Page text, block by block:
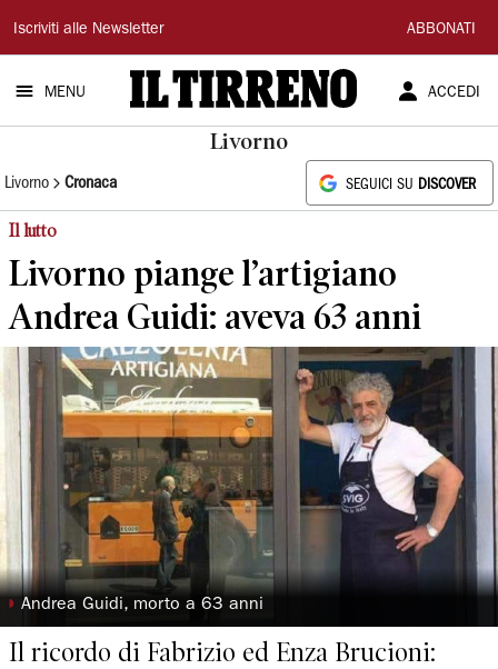
Il
Tirreno
Iscriviti alle Newsletter ABBONATI
MENU ACCEDI
Livorno
Livorno Cronaca SEGUICI SU DISCOVER
Il lutto
Livorno piange l’artigiano
Andrea Guidi: aveva 63 anni
◗ Andrea Guidi, morto a 63 anni
Il ricordo di Fabrizio ed Enza Brucioni: